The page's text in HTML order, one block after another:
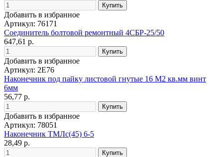
Добавить в избранное
Артикул: 76171
Соединитель болтовой ремонтный 4СБР-25/50
647,61 р.
Добавить в избранное
Артикул: 2E76
Наконечник под пайку листовой гнутые 16 М2 кв.мм винт
6мм
56,77 р.
Добавить в избранное
Артикул: 78051
Наконечник ТМЛс(45) 6-5
28,49 р.